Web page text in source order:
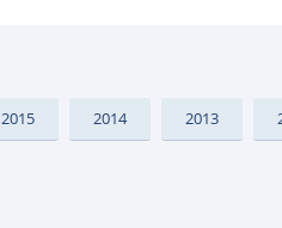
2015 2014 2013